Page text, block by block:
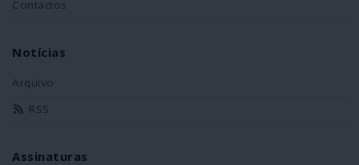
Contactos
Notícias
Arquivo
RSS
Assinaturas